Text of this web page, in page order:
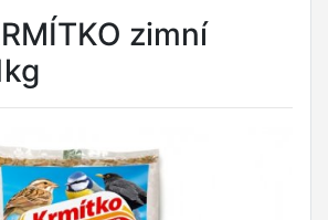
zimní